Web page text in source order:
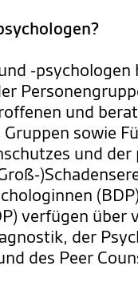
-psychologen
und
sowie
und der
verfügen über
der
des Peer